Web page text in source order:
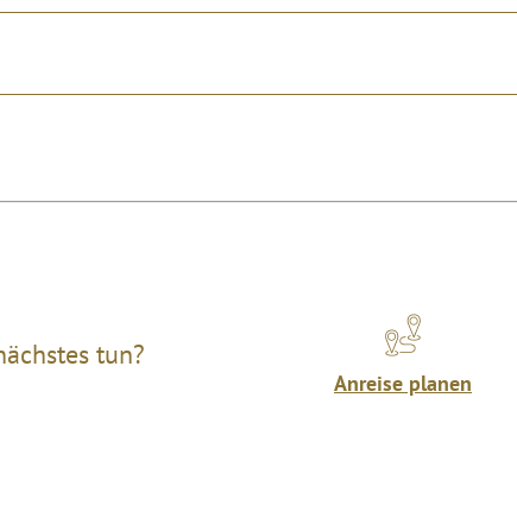
tun?
Anreise planen